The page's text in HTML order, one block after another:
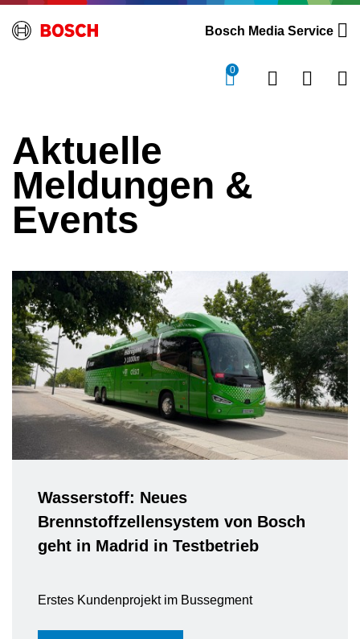
Bosch Media Service
0
Aktuelle
Meldungen &
Events
Wasserstoff: Neues
Brennstoffzellensystem von Bosch
geht in Madrid in Testbetrieb
Erstes Kundenprojekt im Bussegment